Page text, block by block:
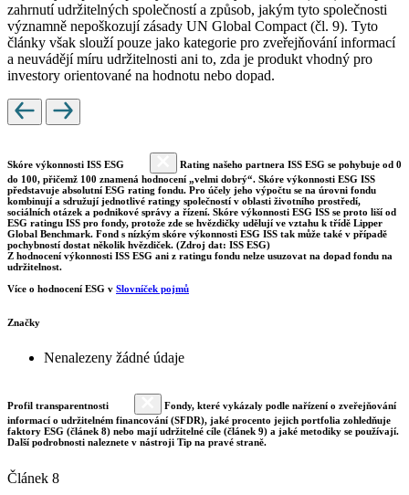
zahrnutí udržitelných společností a způsob, jakým tyto společnosti
významně nepoškozují zásady UN Global Compact (čl. 9). Tyto
články však slouží pouze jako kategorie pro zveřejňování informací
a neuvádějí míru udržitelnosti ani to, zda je produkt vhodný pro
investory orientované na hodnotu nebo dopad.
Skóre výkonnosti ISS ESG
Rating našeho partnera ISS ESG se pohybuje od 0
do 100, přičemž 100 znamená hodnocení „velmi dobrý“. Skóre výkonnosti ESG ISS
představuje absolutní ESG rating fondu. Pro účely jeho výpočtu se na úrovni fondu
kombinují a sdružují jednotlivé ratingy společností v oblasti životního prostředí,
sociálních otázek a podnikové správy a řízení. Skóre výkonnosti ESG ISS se proto liší od
ESG ratingu ISS pro fondy, protože zde se hvězdičky udělují ve vztahu k třídě Lipper
Global Benchmark. Fond s nízkým skóre výkonnosti ESG ISS tak může také v případě
pochybností dostat několik hvězdiček. (Zdroj dat: ISS ESG)
Z hodnocení výkonnosti ISS ESG ani z ratingu fondu nelze usuzovat na dopad fondu na
udržitelnost.
Více o hodnocení ESG v Slovníček pojmů
Značky
Nenalezeny žádné údaje
Profil transparentnosti
Fondy, které vykázaly podle nařízení o zveřejňování
informací o udržitelném financování (SFDR), jaké procento jejich portfolia zohledňuje
faktory ESG (článek 8) nebo mají udržitelné cíle (článek 9) a jaké metodiky se používají.
Další podrobnosti naleznete v nástroji Tip na pravé straně.
Článek 8